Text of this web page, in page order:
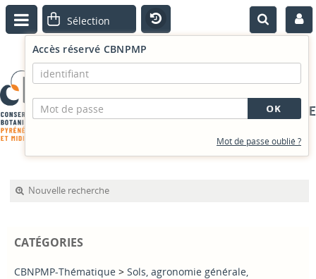
PORTAIL DOCUMENTAIRE
Accès réservé CBNPMP
Mot de passe oublié ?
Nouvelle recherche
CATÉGORIES
CBNPMP-Thématique > Sols, agronomie générale,